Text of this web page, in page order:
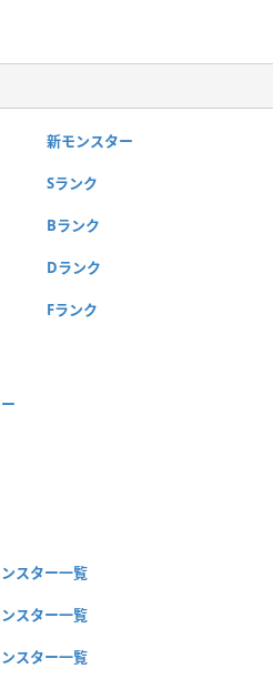
新モンスター
Sランク
Bランク
Dランク
Fランク
スター一覧
スター一覧
スター一覧